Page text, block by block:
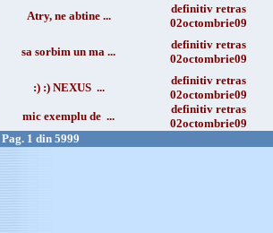
Atry, ne abtine ...
definitiv retras
02octombrie09
sa sorbim un ma ...
definitiv retras
02octombrie09
:) :) NEXUS ...
definitiv retras
02octombrie09
mic exemplu de ...
definitiv retras
02octombrie09
Pag. 1 din 5999